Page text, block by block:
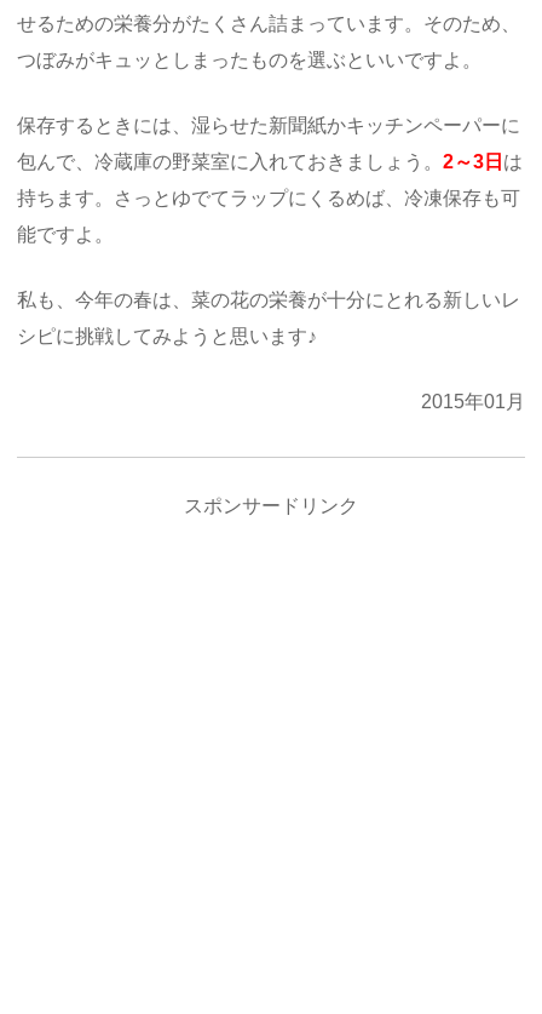
せるための栄養分がたくさん詰まっています。そのため、
つぼみがキュッとしまったものを選ぶといいですよ。
保存するときには、湿らせた新聞紙かキッチンペーパーに
包んで、冷蔵庫の野菜室に入れておきましょう。2～3日 は
持ちます。さっとゆでてラップにくるめば、冷凍保存も可
能ですよ。
私も、今年の春は、菜の花の栄養が十分にとれる新しいレ
シピに挑戦してみようと思います♪
2015年01月
スポンサードリンク